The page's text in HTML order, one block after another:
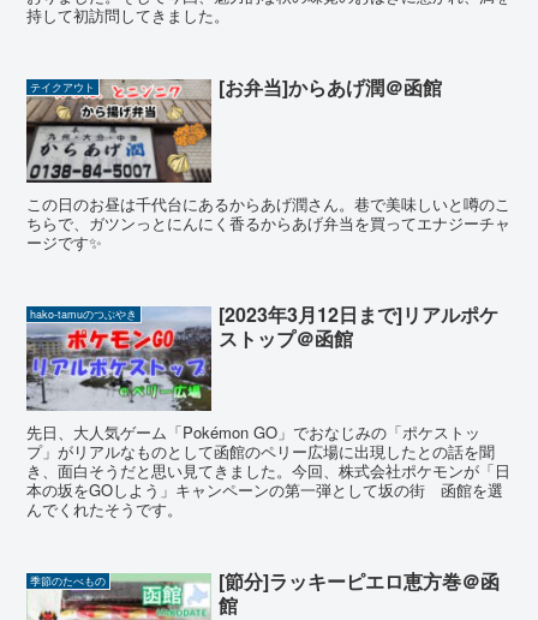
持して初訪問してきました。
テイクアウト [お弁当]からあげ潤＠函館
この日のお昼は千代台にあるからあげ潤さん。巷で美味しいと噂のこ
ちらで、ガツンっとにんにく香るからあげ弁当を買ってエナジーチャ
ージです✨
hako-tamuのつぶやき
[2023年3月12日まで]リアルポケ
ストップ＠函館
先日、大人気ゲーム「Pokémon GO」でおなじみの「ポケストッ
プ」がリアルなものとして函館のペリー広場に出現したとの話を聞
き、面白そうだと思い見てきました。今回、株式会社ポケモンが「日
本の坂をGOしよう」キャンペーンの第一弾として坂の街 函館を選
んでくれたそうです。
季節のたべもの
[節分]ラッキーピエロ恵方巻＠函
館